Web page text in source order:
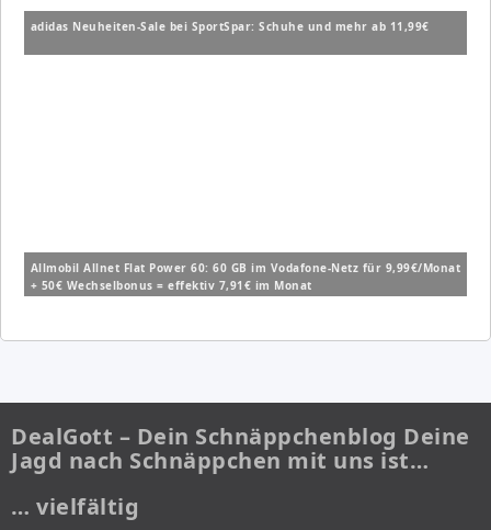
adidas Neuheiten-Sale bei SportSpar: Schuhe und mehr ab 11,99€
Allmobil Allnet Flat Power 60: 60 GB im Vodafone-Netz für 9,99€/Monat
+ 50€ Wechselbonus = effektiv 7,91€ im Monat
DealGott – Dein Schnäppchenblog Deine
Jagd nach Schnäppchen mit uns ist…
… vielfältig